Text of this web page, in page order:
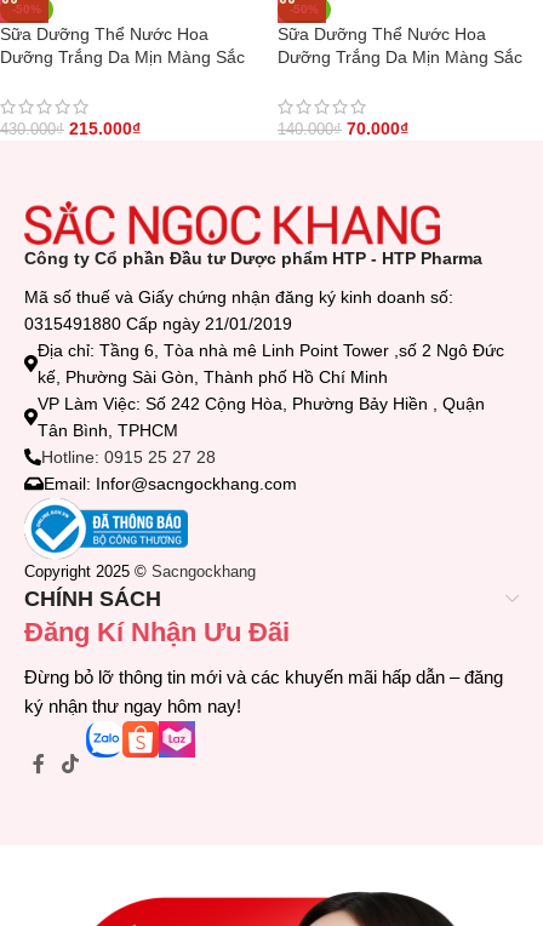
-50%
Sữa Dưỡng Thể Nước Hoa
Dưỡng Trắng Da Mịn Màng Sắc
430.000₫ 215.000₫
-50%
Sữa Dưỡng Thể Nước Hoa
Dưỡng Trắng Da Mịn Màng Sắc
140.000₫ 70.000₫
Công ty Cổ phần Đầu tư Dược phẩm HTP - HTP Pharma
Mã số thuế và Giấy chứng nhận đăng ký kinh doanh số:
0315491880 Cấp ngày 21/01/2019
Địa chỉ: Tầng 6, Tòa nhà mê Linh Point Tower ,số 2 Ngô Đức
kế, Phường Sài Gòn, Thành phố Hồ Chí Minh
VP Làm Việc: Số 242 Cộng Hòa, Phường Bảy Hiền , Quận
Tân Bình, TPHCM
Hotline: 0915 25 27 28
Email: Infor@sacngockhang.com
Copyright 2025 © Sacngockhang
CHÍNH SÁCH
Đăng Kí Nhận Ưu Đãi
Đừng bỏ lỡ thông tin mới và các khuyến mãi hấp dẫn – đăng
ký nhận thư ngay hôm nay!